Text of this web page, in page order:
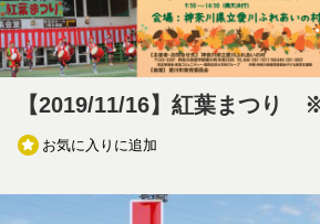
【2019/11/16】紅葉まつり
お気に入りに追加